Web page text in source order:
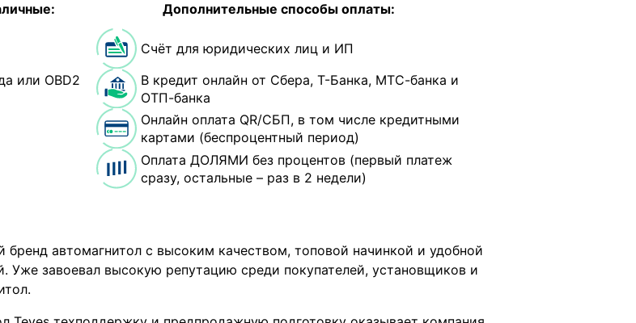
или OBD2
Дополнительные способы оплаты:
Счёт для юридических лиц и ИП
В кредит онлайн от Сбера, Т-Банка, МТС-банка и
ОТП-банка
Онлайн оплата QR/СБП, в том числе кредитными
картами (беспроцентный период)
Оплата ДОЛЯМИ без процентов (первый платеж
сразу, остальные – раз в 2 недели)
бренд автомагнитол с высоким качеством, топовой начинкой и удобной
Уже завоевал высокую репутацию среди покупателей, установщиков и